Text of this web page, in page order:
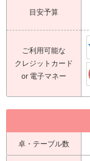
目安予算
ご利用可能な
クレジットカード
or 電子マネー
卓・テーブル数